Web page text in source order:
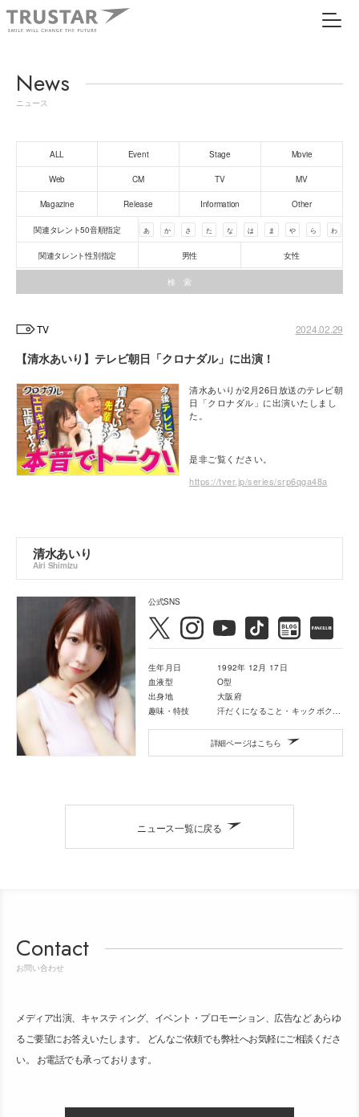
News
ニュース
ALL Event Stage Movie
Web CM TV MV
Magazine Release Information Other
関連タレント50音順指定 あ か さ た な は ま や ら わ
関連タレント性別指定 男性 女性
TV 2024.02.29
【清水あいり】テレビ朝日「クロナダル」に出演！
清水あいりが2月26日放送のテレビ朝
日「クロナダル」に出演いたしまし
た。
是非ご覧ください。
https://tver.jp/series/srp6qga48a
清水あいり
Airi Shimizu
公式SNS
生年月日
1992年 12月 17日
血液型
O型
出身地
大阪府
趣味・特技
汗だくになること・キックボクシング・映画鑑賞・音楽鑑賞
詳細ページはこちら
ニュース一覧に戻る
Contact
お問い合わせ
メディア出演、キャスティング、イベント・プロモーション、広告など あらゆ
るご要望にお答えいたします。 どんなご依頼でも弊社へお気軽にご相談くださ
い。 お電話でも承っております。